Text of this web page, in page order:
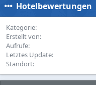
Hotelbewertungen
Kategorie
Erstellt von
Aufrufe
Letztes Update
Standort